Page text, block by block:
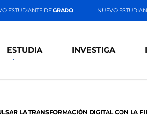
ESTUDIANTE DEGRADO NUEVO
ESTUDIA INVESTIGA
LA TRANSFORMACIÓN DIGITAL CON LA